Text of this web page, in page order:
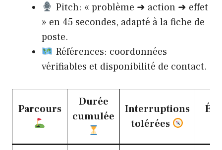
Pitch: « problème ➜ action ➜ effet
» en 45 secondes, adapté à la fiche de
poste.
Références: coordonnées
vérifiables et disponibilité de contact.
Parcours
Durée
cumulée
Interruptions
tolérées